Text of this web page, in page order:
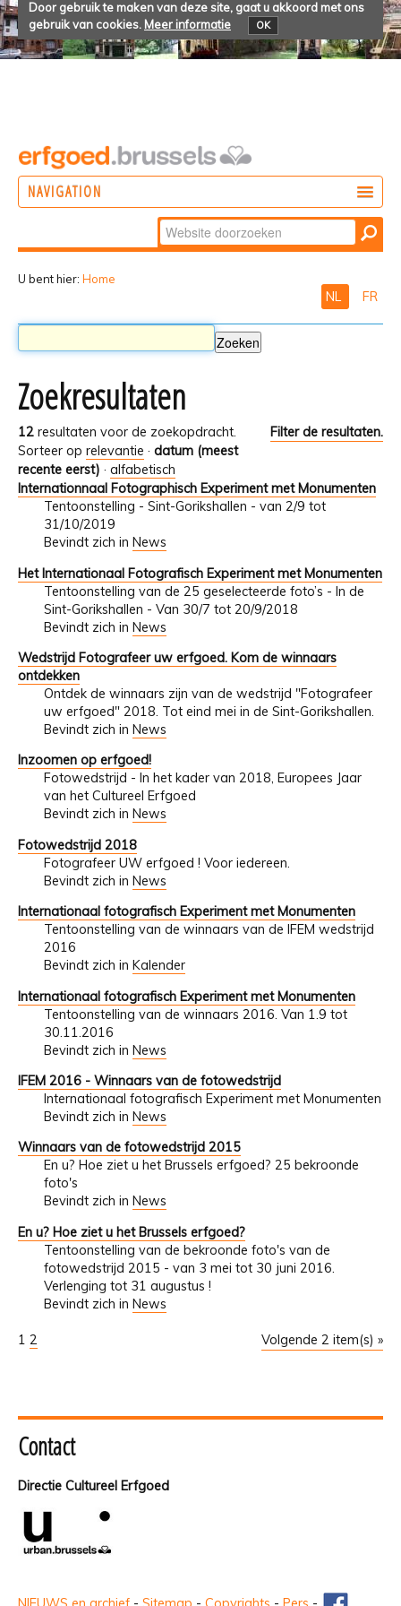
Door gebruik te maken van deze site, gaat u akkoord met ons
gebruik van cookies. Meer informatie OK
NAVIGATION
Zoek
Geavanceerd
U bent hier: Home
NL FR
Zoekresultaten
12 resultaten voor de zoekopdracht.
Filter de resultaten.
Sorteer op relevantie · datum (meest
recente eerst) · alfabetisch
Internationnaal Fotographisch Experiment met Monumenten
Tentoonstelling - Sint-Gorikshallen - van 2/9 tot
31/10/2019
Bevindt zich in News
Het Internationaal Fotografisch Experiment met Monumenten
Tentoonstelling van de 25 geselecteerde foto’s - In de
Sint-Gorikshallen - Van 30/7 tot 20/9/2018
Bevindt zich in News
Wedstrijd Fotografeer uw erfgoed. Kom de winnaars
ontdekken
Ontdek de winnaars zijn van de wedstrijd "Fotografeer
uw erfgoed" 2018. Tot eind mei in de Sint-Gorikshallen.
Bevindt zich in News
Inzoomen op erfgoed!
Fotowedstrijd - In het kader van 2018, Europees Jaar
van het Cultureel Erfgoed
Bevindt zich in News
Fotowedstrijd 2018
Fotografeer UW erfgoed ! Voor iedereen.
Bevindt zich in News
Internationaal fotografisch Experiment met Monumenten
Tentoonstelling van de winnaars van de IFEM wedstrijd
2016
Bevindt zich in Kalender
Internationaal fotografisch Experiment met Monumenten
Tentoonstelling van de winnaars 2016. Van 1.9 tot
30.11.2016
Bevindt zich in News
IFEM 2016 - Winnaars van de fotowedstrijd
Internationaal fotografisch Experiment met Monumenten
Bevindt zich in News
Winnaars van de fotowedstrijd 2015
En u? Hoe ziet u het Brussels erfgoed? 25 bekroonde
foto's
Bevindt zich in News
En u? Hoe ziet u het Brussels erfgoed?
Tentoonstelling van de bekroonde foto's van de
fotowedstrijd 2015 - van 3 mei tot 30 juni 2016.
Verlenging tot 31 augustus !
Bevindt zich in News
Volgende 2 item(s) »
1 2
Contact
Directie Cultureel Erfgoed